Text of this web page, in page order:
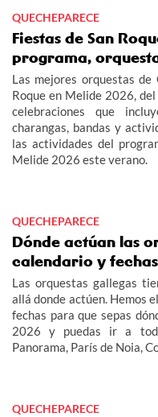
QUECHEPARECE
Fiestas de San
programa,
Las mejores orquestas
Roque en Melide 2026,
celebraciones que
charangas, bandas y
las actividades del
Melide 2026 este verano.
QUECHEPARECE
Dónde actúan las
calendario y
Las orquestas gallegas
allá donde actúen. Hemos
fechas para que sepas
2026 y puedas ir a
Panorama, París de Noia,
QUECHEPARECE